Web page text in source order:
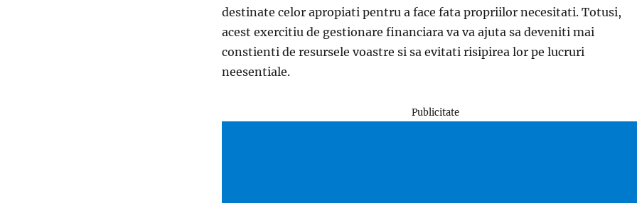
destinate celor apropiati pentru a face fata propriilor necesitati. Totusi,
acest exercitiu de gestionare financiara va va ajuta sa deveniti mai
constienti de resursele voastre si sa evitati risipirea lor pe lucruri
neesentiale.
Publicitate